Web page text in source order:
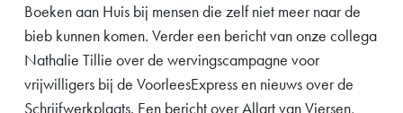
Boeken aan Huis bij mensen die zelf niet meer naar de
bieb kunnen komen. Verder een bericht van onze collega
Nathalie Tillie over de wervingscampagne voor
vrijwilligers bij de VoorleesExpress en nieuws over de
Schrijfwerkplaats. Een bericht over Allart van Viersen,